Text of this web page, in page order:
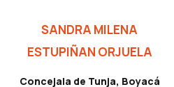
SANDRA MILENA
ESTUPIÑAN ORJUELA
Concejala de Tunja, Boyacá